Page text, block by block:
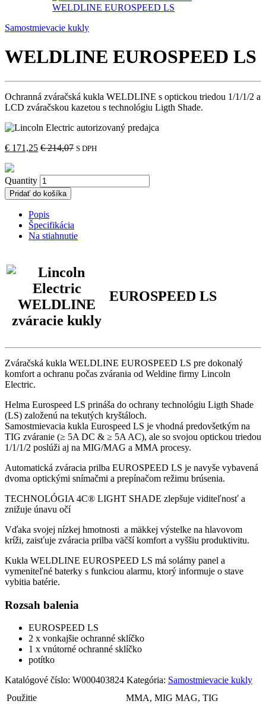
Samostmievacie kukly
WELDLINE EUROSPEED LS
Ochranná zváračská kukla WELDLINE s optickou triedou 1/1/1/2 a
LCD zváračskou kazetou s technológiu Ligth Shade.
€ 171,25 €214,07 S DPH
Quantity
Pridať do košíka
Popis
Špecifikácia
Na stiahnutie
EUROSPEED LS
Zváračská kukla WELDLINE EUROSPEED LS pre dokonalý
komfort a ochranu počas zvárania od Weldine firmy Lincoln
Electric.
Helma Eurospeed LS prináša do ochrany technológiu Ligth Shade
(LS) založenú na tekutých kryštáloch.
Samostmievacia kukla Eurospeed LS je vhodná predovšetkým na
TIG zváranie (≥ 5A DC & ≥ 5A AC), ale so svojou optickou triedou
1/1/1/2 poslúži aj na MIG/MAG a MMA procesy.
Automatická zváracia prilba EUROSPEED LS je navyše vybavená
dvoma optickými snímačmi a prepínačom režimu brúsenia.
TECHNOLÓGIA 4C® LIGHT SHADE zlepšuje viditeľnosť a
znižuje únavu očí
Vďaka svojej nízkej hmotnosti a mäkkej výstelke na hlavovom
kríži, zaisťuje zváracia prilba väčší komfort a vyššiu produktivitu.
Kukla WELDLINE EUROSPEED LS má solárny panel a
vymeniteľné baterky s funkciou alarmu, ktorý informuje o stave
vybitia batérie.
Rozsah balenia
EUROSPEED LS
2 x vonkajšie ochranné sklíčko
1 x vnútorné ochranné sklíčko
potítko
Katalógové číslo: W000403824 Kategória: Samostmievacie kukly
Použitie
MMA, MIG MAG, TIG